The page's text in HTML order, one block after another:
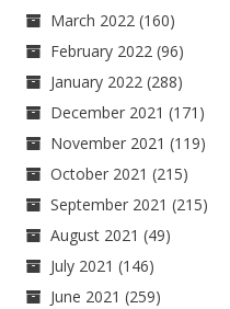
March 2022 (160)
February 2022 (96)
January 2022 (288)
December 2021 (171)
November 2021 (119)
October 2021 (215)
September 2021 (215)
August 2021 (49)
July 2021 (146)
June 2021 (259)